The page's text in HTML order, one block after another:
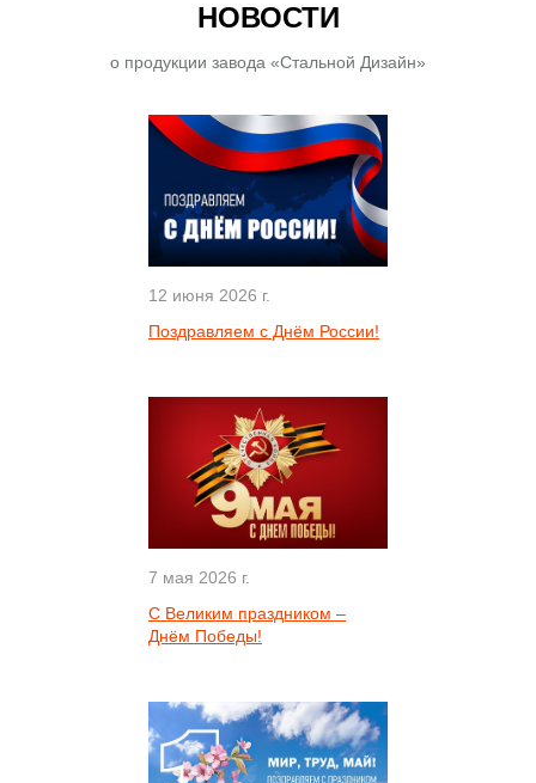
НОВОСТИ
о продукции завода «Стальной Дизайн»
12 июня 2026 г.
Поздравляем с Днём России!
7 мая 2026 г.
С Великим праздником –
Днём Победы!